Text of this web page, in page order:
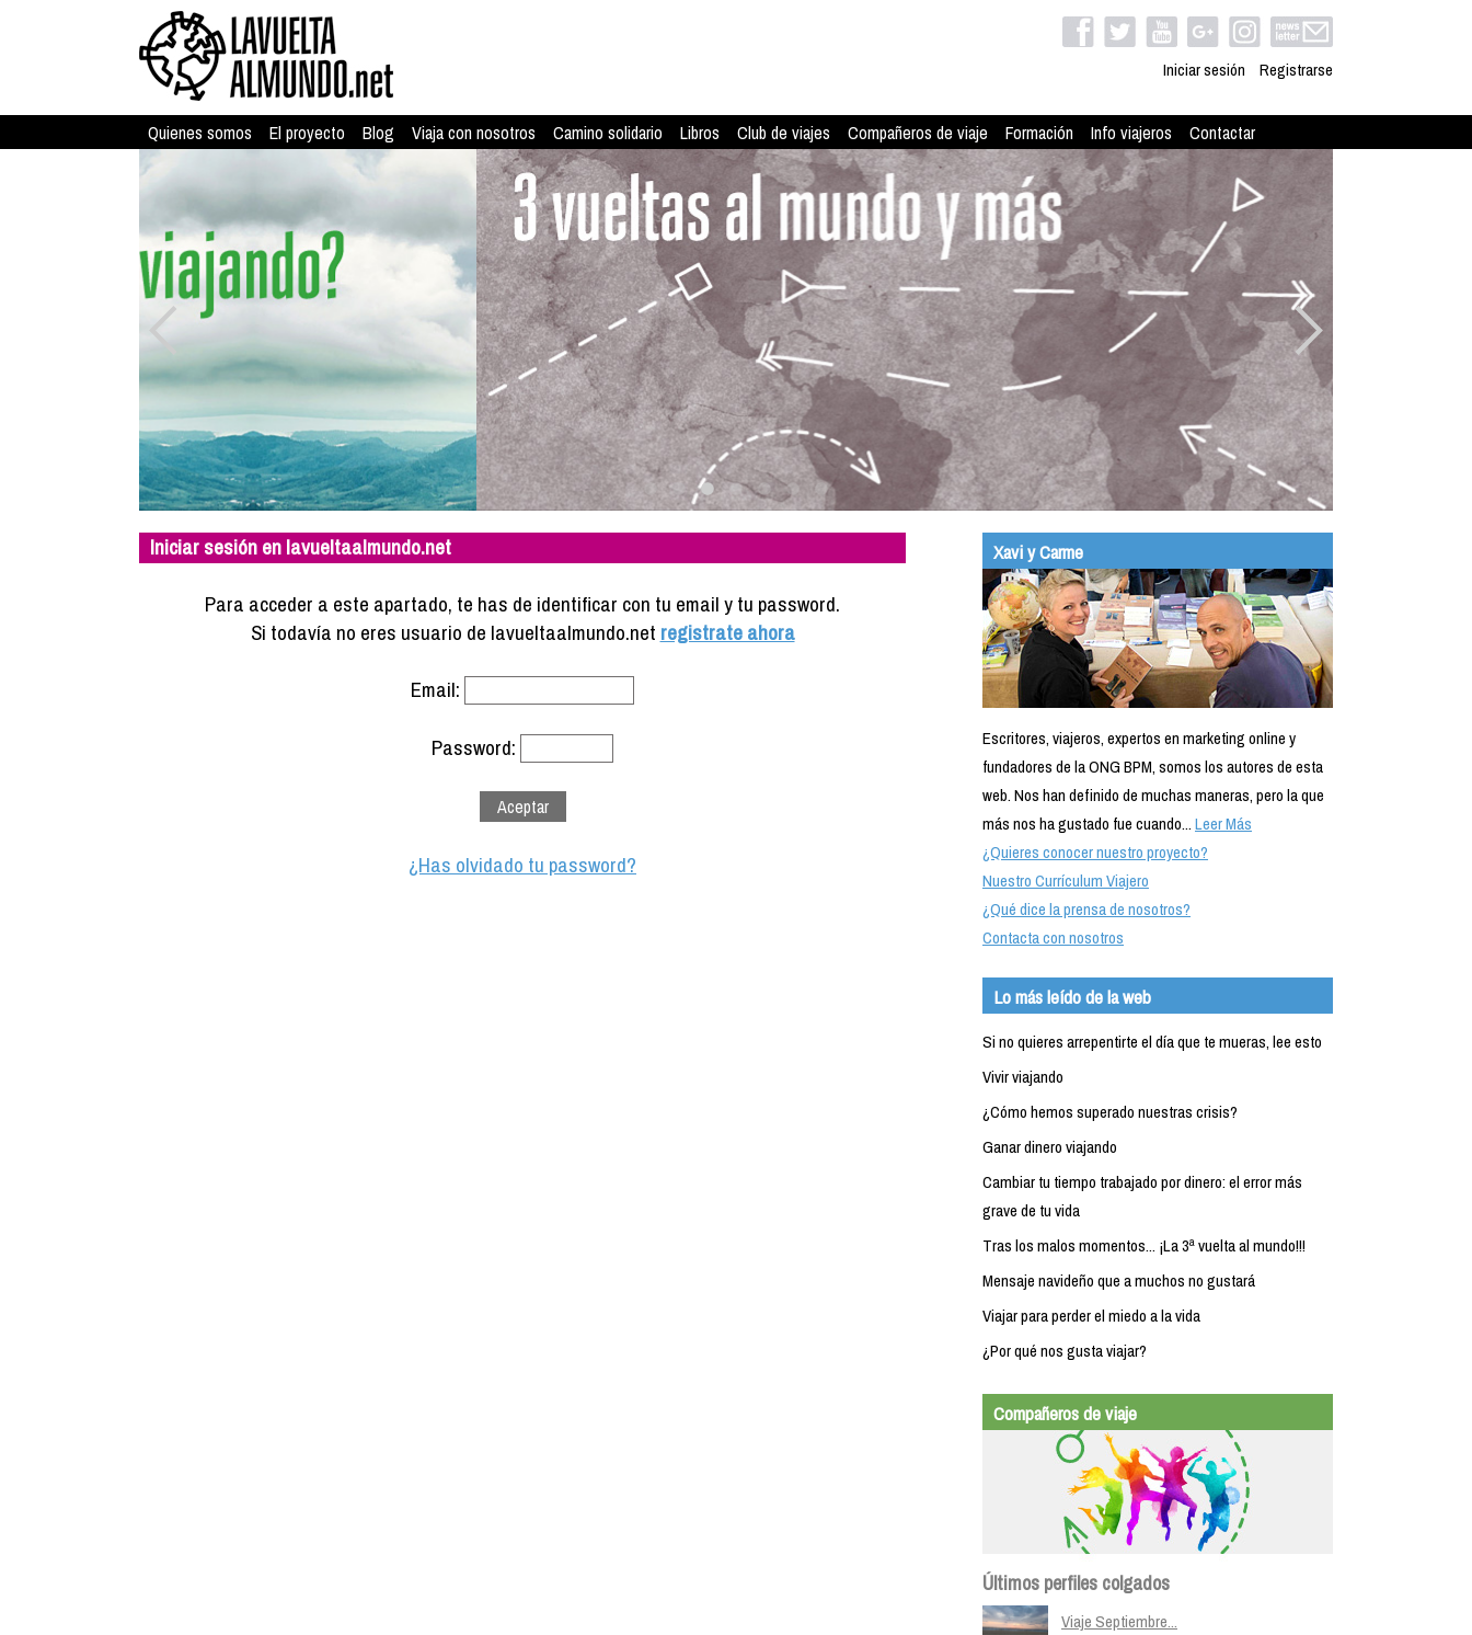
Iniciar sesión Registrarse
Quienes somos El proyecto Blog Viaja con nosotros Camino solidario Libros Club de viajes Compañeros de viaje Formación Info viajeros Contactar
Iniciar sesión en lavueltaalmundo.net
Para acceder a este apartado, te has de identificar con tu email y tu password.
Si todavía no eres usuario de lavueltaalmundo.net registrate ahora
Email:
Password:
¿Has olvidado tu password?
Xavi y Carme
Escritores, viajeros, expertos en marketing online y
fundadores de la ONG BPM, somos los autores de esta
web. Nos han definido de muchas maneras, pero la que
más nos ha gustado fue cuando...Leer Más
¿Quieres conocer nuestro proyecto?
Nuestro Currículum Viajero
¿Qué dice la prensa de nosotros?
Contacta con nosotros
Lo más leído de la web
Si no quieres arrepentirte el día que te mueras, lee esto
Vivir viajando
¿Cómo hemos superado nuestras crisis?
Ganar dinero viajando
Cambiar tu tiempo trabajado por dinero: el error más
grave de tu vida
Tras los malos momentos... ¡La 3ª vuelta al mundo!!!
Mensaje navideño que a muchos no gustará
Viajar para perder el miedo a la vida
¿Por qué nos gusta viajar?
Compañeros de viaje
Últimos perfiles colgados
Viaje Septiembre...